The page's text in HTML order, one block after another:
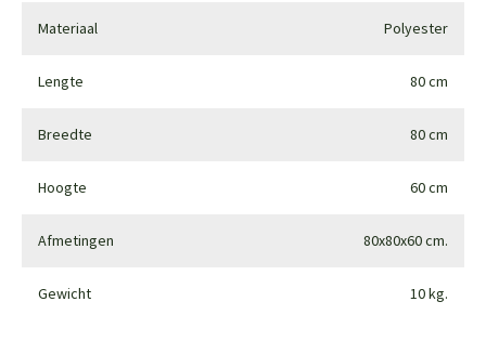
Materiaal Polyester
Lengte 80 cm
Breedte 80 cm
Hoogte 60 cm
Afmetingen 80x80x60 cm.
Gewicht 10 kg.